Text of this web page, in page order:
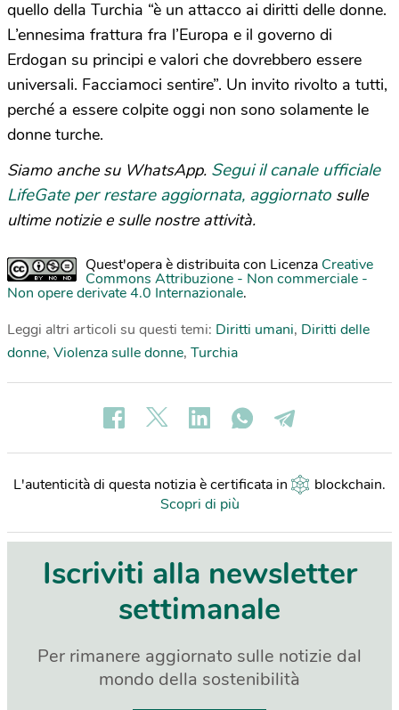
quello della Turchia “è un attacco ai diritti delle donne.
L’ennesima frattura fra l’Europa e il governo di
Erdogan su principi e valori che dovrebbero essere
universali. Facciamoci sentire”. Un invito rivolto a tutti,
perché a essere colpite oggi non sono solamente le
donne turche.
Siamo anche su WhatsApp. Segui il canale ufficiale
LifeGate per restare aggiornata, aggiornato sulle
ultime notizie e sulle nostre attività.
Quest'opera è distribuita con Licenza Creative
Commons Attribuzione - Non commerciale -
Non opere derivate 4.0 Internazionale.
Leggi altri articoli su questi temi: Diritti umani, Diritti delle
donne, Violenza sulle donne, Turchia
L'autenticità di questa notizia è certificata in blockchain.
Scopri di più
Iscriviti alla newsletter
settimanale
Per rimanere aggiornato sulle notizie dal
mondo della sostenibilità